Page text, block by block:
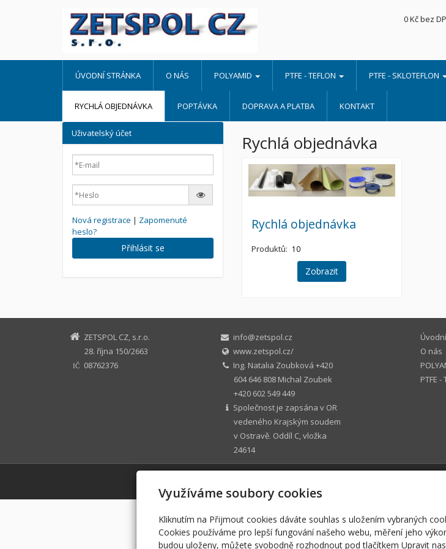
0 Kč bez
ÚVODNÍ STRÁNKA O NÁS POLYAMID PTFE - TEFLON PTFE - SKLOTEFLON
RYCHLÁ OBJEDNÁVKA POPTÁVKA DOPRAVA A PLATBA KONTAKT
Rychlá objednávka
Rychlá objednávka
Produktů: 10
Zobrazit
Uživatelský účet
Nová registrace | Zapomenuté
heslo?
Přihlásit se
ZETSPOL CZ, s.r.o.
28. října 150/2663
IČ 08762376
info@zetspol.cz
www.zetspol.cz/
Ing. Natalia Zoubková +420
604 646 808 Michal Zoubek
+420 602 549 449
Společnost je zapsána v OR
vedeného Krajským soudem
v Ostravě. Oddíl C, vložka
24614
O nás
PTFE -
-webové stránkys AI,doménaa
Využíváme soubory cookies
Kliknutím na Přijmout cookies dáváte souhlas s uložením vybraných
Cookies používáme pro lepší fungování našeho webu, měření jeho
budou uloženy, můžete svobodně rozhodnout pod tlačítkem Upravit